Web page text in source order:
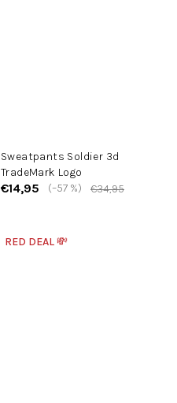
Sweatpants Soldier 3d
TradeMark Logo
€14,95 €34,95
(–57 %)
RED DEAL 💸